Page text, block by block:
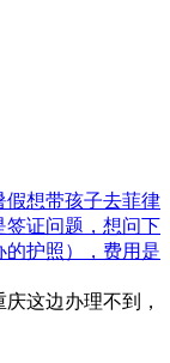
假想带孩子去菲律
签证问题，想问下
护照），费用是
这边办理不到，